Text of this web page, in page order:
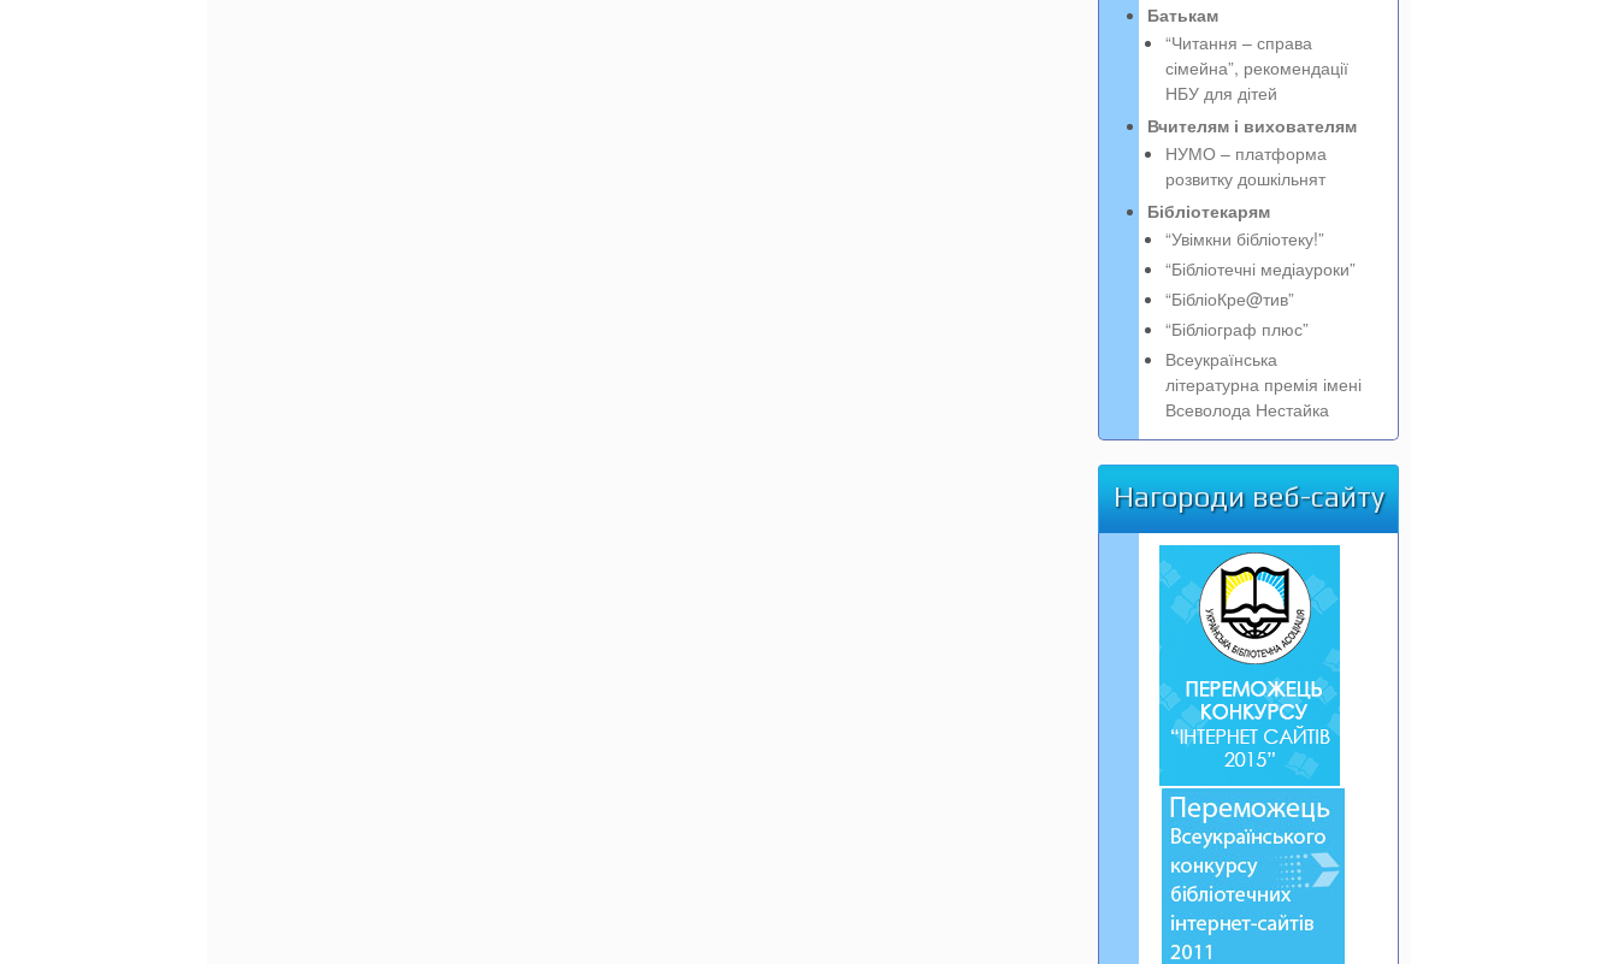
Батькам
“Читання – справа
сімейна”, рекомендації
НБУ для дітей
Вчителям і вихователям
НУМО – платформа
розвитку дошкільнят
Бібліотекарям
“Увімкни бібліотеку!”
“Бібліотечні медіауроки”
“БібліоКре@тив”
“Бібліограф плюс”
Всеукраїнська
літературна премія імені
Всеволода Нестайка
Нагороди веб-сайту